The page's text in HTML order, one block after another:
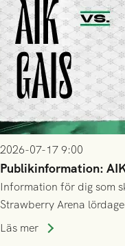
2026-07-17 9:00
Publikinformation:
Information för dig som
Strawberry Arena
Läs mer